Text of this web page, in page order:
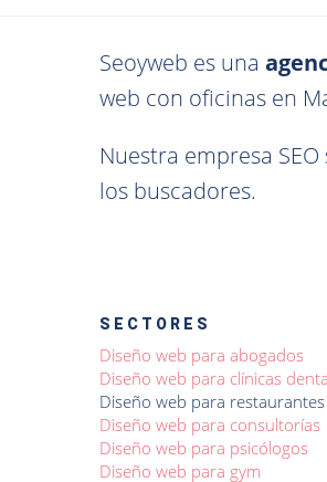
Seoyweb es una
web con oficinas en
Nuestra empresa
los buscadores.
SECTORES
Diseño web para abogados
Diseño web para clínicas
Diseño web para restaurantes
Diseño web para consultorías
Diseño web para psicólogos
Diseño web para gym